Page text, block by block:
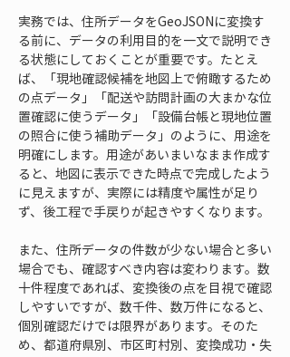
実務では、住所データをGeoJSONに変換す
る前に、データの利用目的を一文で説明でき
る状態にしておくことが重要です。たとえ
ば、「現地確認候補を地図上で俯瞰するため
の点データ」「配送や訪問計画の大まかな位
置確認に使うデータ」「設備台帳と現地位置
の照合に使う補助データ」のように、用途を
明確にします。用途があいまいなまま作成す
ると、地図に表示できた時点で完成したよう
に見えますが、実際には精度や属性が足り
ず、後工程で手戻りが起きやすくなります。
また、住所データの件数が少ない場合と多い
場合でも、確認すべき内容は変わります。数
十件程度であれば、変換後の点を目視で確認
しやすいですが、数千件、数万件になると、
個別確認だけでは限界があります。そのた
め、都道府県別、市区町村別、変換成功・失